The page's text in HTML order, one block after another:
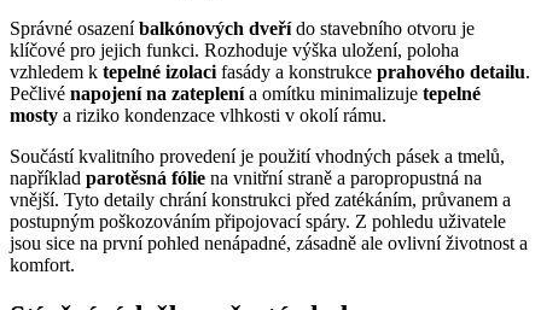
Správné osazeníbalkónových dveřído stavebního otvoru je
klíčové pro jejich funkci. Rozhoduje výška uložení, poloha
vzhledem k tepelné izolaci fasády a konstrukce prahového detailu.
Pečlivé napojení na zateplenía omítku minimalizuje tepelné
mosty a riziko kondenzace vlhkosti v okolí rámu.
Součástí kvalitního provedení je použití vhodných pásek a tmelů,
například parotěsná fólie na vnitřní straně a paropropustná na
vnější. Tyto detaily chrání konstrukci před zatékáním, průvanem a
postupným poškozováním připojovací spáry. Z pohledu uživatele
jsou sice na první pohled nenápadné, zásadně ale ovlivní životnost a
komfort.